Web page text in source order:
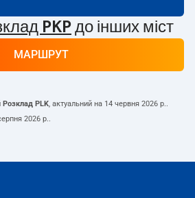
PKP до інших міст
МАРШРУТ
Розклад PLK, актуальний на 14 червня 2026 р..
2026 р..